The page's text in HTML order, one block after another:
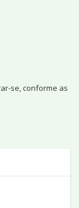
se, conforme as